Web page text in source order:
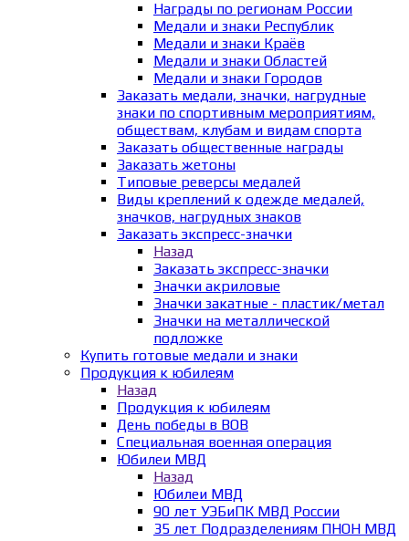
Награды по регионам России
Медали и знаки Республик
Медали и знаки Краёв
Медали и знаки Областей
Медали и знаки Городов
Заказать медали, значки, нагрудные
знаки по спортивным мероприятиям,
обществам, клубам и видам спорта
Заказать общественные награды
Заказать жетоны
Типовые реверсы медалей
Виды креплений к одежде медалей,
значков, нагрудных знаков
Заказать экспресс-значки
Назад
Заказать экспресс-значки
Значки акриловые
Значки закатные - пластик/метал
Значки на металлической
подложке
Купить готовые медали и знаки
Продукция к юбилеям
Назад
Продукция к юбилеям
День победы в ВОВ
Специальная военная операция
Юбилеи МВД
Назад
Юбилеи МВД
90 лет УЭБиПК МВД России
35 лет Подразделениям ПНОН МВД